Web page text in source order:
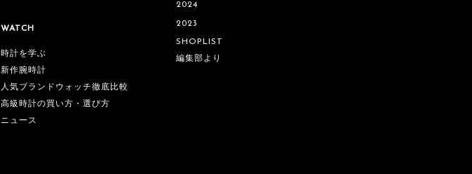
WATCH
時計を学ぶ
新作腕時計
人気ブランドウォッチ徹底比較
高級時計の買い方・選び方
ニュース
2024
2023
SHOPLIST
編集部より